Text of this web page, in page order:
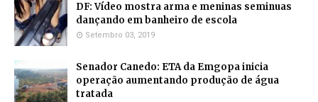
DF: Vídeo mostra arma e meninas seminuas
dançando em banheiro de escola
Setembro 03, 2019
Senador Canedo: ETA da Emgopa inicia
operação aumentando produção de água
tratada